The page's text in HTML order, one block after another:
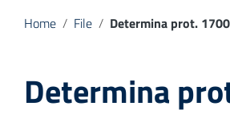
Home / File /
Determina